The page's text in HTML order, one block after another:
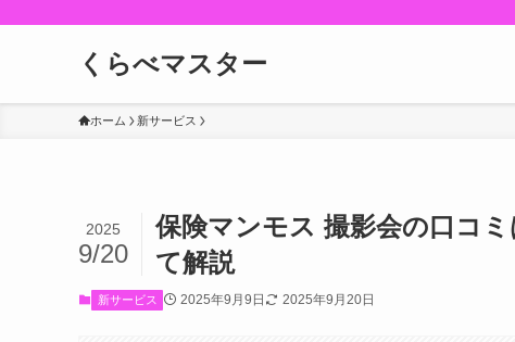
くらべマスター
ホーム 新サービス
保険マンモス 撮影会の口コ
て解説
2025
9/20
新サービス 2025年9月9日 2025年9月20日